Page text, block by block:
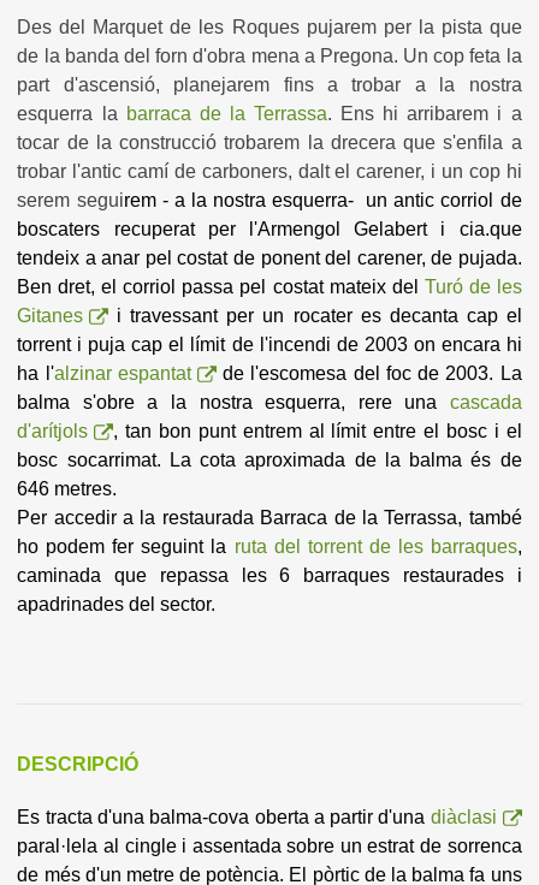
Des del Marquet de les Roques pujarem per la pista que
de la banda del forn d'obra mena a Pregona. Un cop feta la
part d'ascensió, planejarem fins a trobar a la nostra
esquerra la barraca de la Terrassa. Ens hi arribarem i a
tocar de la construcció trobarem la drecera que s'enfila a
trobar l'antic camí de carboners, dalt el carener, i un cop hi
serem seguirem - a la nostra esquerra- un antic corriol de
boscaters recuperat per l'Armengol Gelabert i cia.que
tendeix a anar pel costat de ponent del carener, de pujada.
Ben dret, el corriol passa pel costat mateix del Turó de les
Gitanes
i travessant per un rocater es decanta cap el
torrent i puja cap el límit de l'incendi de 2003 on encara hi
ha l'alzinar espantat
de l'escomesa del foc de 2003. La
balma s'obre a la nostra esquerra, rere una cascada
d'arítjols
, tan bon punt entrem al límit entre el bosc i el
bosc socarrimat. La cota aproximada de la balma és de
646 metres.
Per accedir a la restaurada Barraca de la Terrassa, també
ho podem fer seguint la ruta del torrent de les barraques,
caminada que repassa les 6 barraques restaurades i
apadrinades del sector.
DESCRIPCIÓ
Es tracta d'una balma-cova oberta a partir d'una diàclasi
paral·lela al cingle i assentada sobre un estrat de sorrenca
de més d'un metre de potència. El pòrtic de la balma fa uns